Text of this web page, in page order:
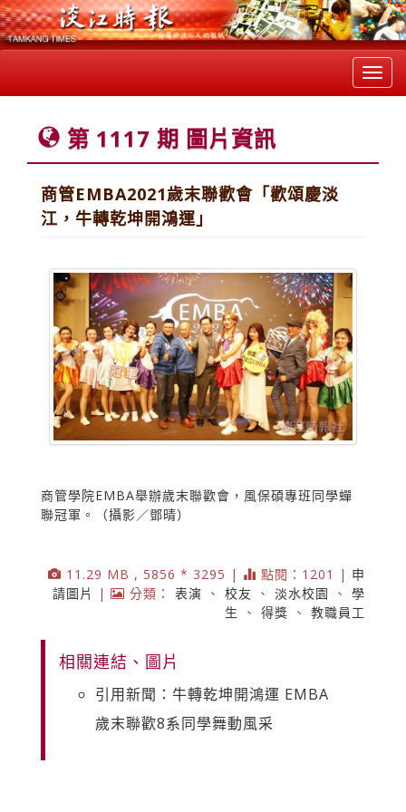
第 1117 期 圖片資訊
商管EMBA2021歲末聯歡會「歡頌慶淡
江，牛轉乾坤開鴻運」
商管學院EMBA舉辦歲末聯歡會，風保碩專班同學蟬
聯冠軍。（攝影／鄧晴）
11.29 MB , 5856 * 3295 | 點閱：1201 | 申
請圖片
| 分類： 表演 、 校友 、 淡水校園 、 學
生
、 得獎 、 教職員工
相關連結、圖片
引用新聞：牛轉乾坤開鴻運 EMBA
歲末聯歡8系同學舞動風采